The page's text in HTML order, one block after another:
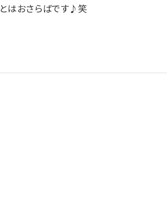
はおさらばです♪笑